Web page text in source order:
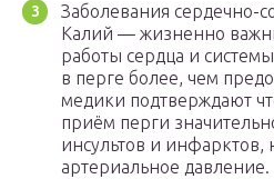
Заболевания сердечно-
Калий — жизненно
работы сердца и
в перге более, чем
медики подтверждают
приём перги
инсультов и инфарктов,
артериальное давление.